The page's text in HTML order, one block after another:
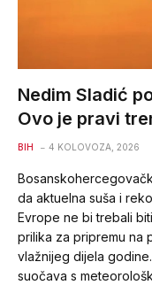
Nedim Sladić
Ovo je pravi
BIH 4 KOLOVOZA, 2026
da aktuelna suša i
Evrope ne bi trebali
prilika za pripremu na
vlažnijeg dijela
suočava s